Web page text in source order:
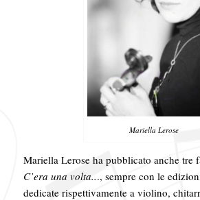
Mariella Lerose
Mariella Lerose ha pubblicato anche tre
C’era una volta..., sempre con le
dedicate rispettivamente a violino,